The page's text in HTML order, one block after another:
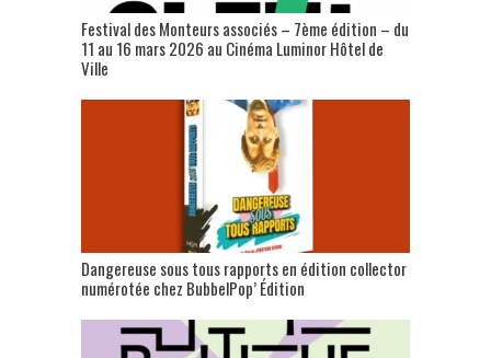
Festival des Monteurs associés – 7ème édition – du
11 au 16 mars 2026 au Cinéma Luminor Hôtel de
Ville
Dangereuse sous tous rapports en édition collector
numérotée chez BubbelPop’ Édition